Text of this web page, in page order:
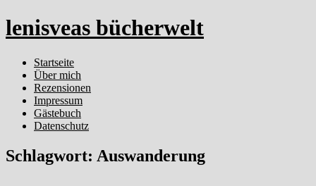
lenisveas bücherwelt
Startseite
Über mich
Rezensionen
Impressum
Gästebuch
Datenschutz
Schlagwort: Auswanderung